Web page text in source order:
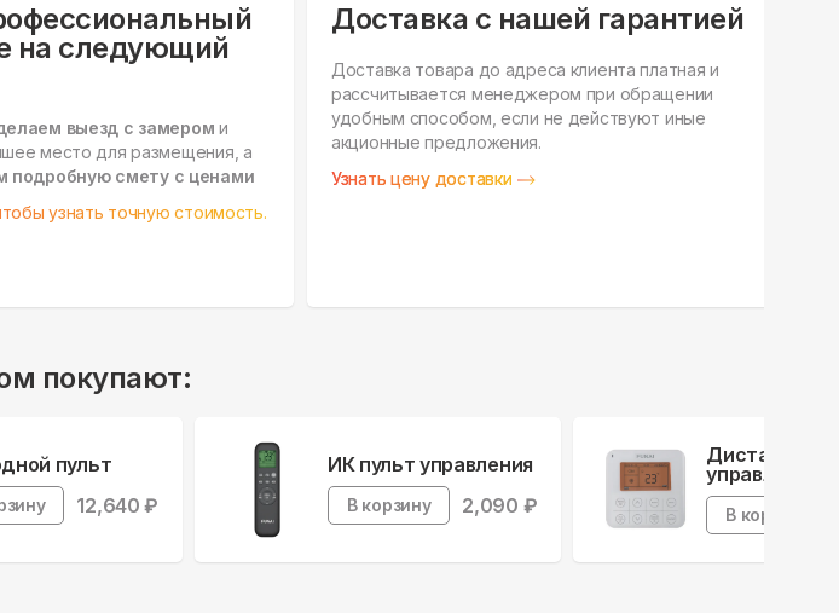
на следующий
выезд с замером и
место для размещения, а
подробную смету с ценами
узнать точную стоимость.
Доставка с нашей гарантией
Доставка товара до адреса клиента платная и
рассчитывается менеджером при обращении
удобным способом, если не действуют иные
акционные предложения.
Узнать цену доставки
покупают:
пульт
12,640 ₽
ИК пульт управления
В корзину 2,090 ₽
управления
В корзину